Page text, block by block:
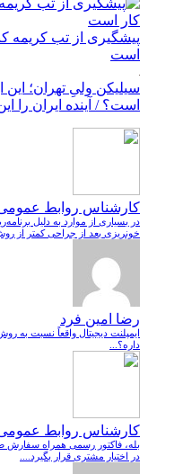
پیشگیری از تب کریمه
است
است؟ / آینده ایران را
کارشناس روابط
در بسیاری از موارد به دلیل
خونریزی بعد از جراحی کمتر از
رضا امین فرد
ایمپلنت دیجیتال واقعاً نسبت به
داره؟...
کارشناس روابط
بله، فاکتور رسمی همراه
در اختیار مشتری قرار بگیرد....